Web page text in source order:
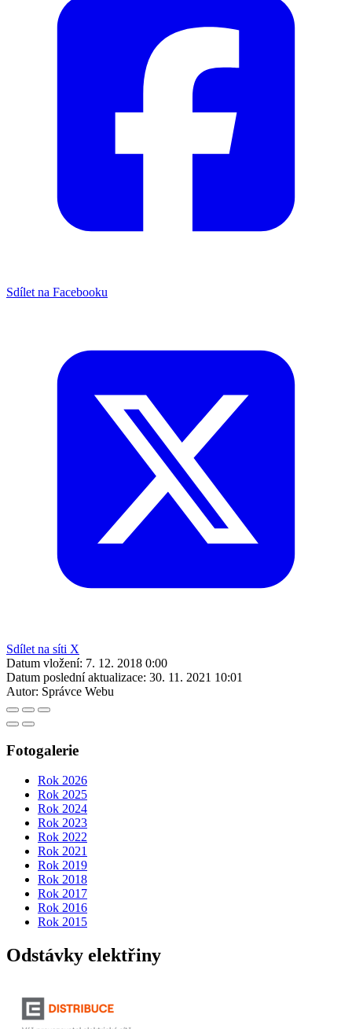
Sdílet na Facebooku
Sdílet na síti X
Datum vložení: 7. 12. 2018 0:00
Datum poslední aktualizace: 30. 11. 2021 10:01
Autor: Správce Webu
Fotogalerie
Rok 2026
Rok 2025
Rok 2024
Rok 2023
Rok 2022
Rok 2021
Rok 2019
Rok 2018
Rok 2017
Rok 2016
Rok 2015
Odstávky elektřiny